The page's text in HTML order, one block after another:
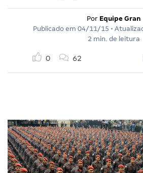
Por Equipe Gran
Publicado em 04/11/15 •
2 min. de leitura
0 62